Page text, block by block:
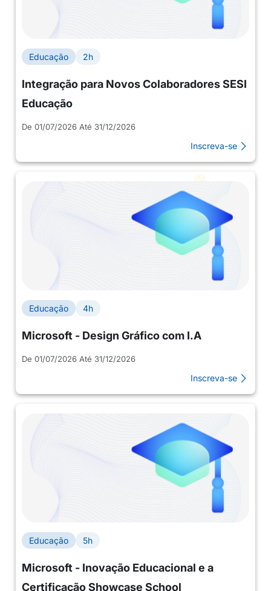
Educação 2h
Integração para Novos Colaboradores SESI
Educação
De 01/07/2026 Até 31/12/2026
Inscreva-se
Educação 4h
Microsoft - Design Gráfico com I.A
De 01/07/2026 Até 31/12/2026
Inscreva-se
Educação 5h
Microsoft - Inovação Educacional e a
Certificação Showcase School